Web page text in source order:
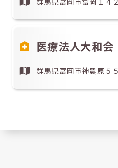
医療法人大和
群馬県富岡市神農原５